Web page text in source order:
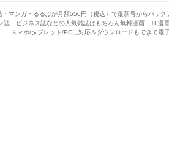
・マンガ・るるぶが月額550円（税込）で最新号からバック
誌・ビジネス誌などの人気雑誌はもちろん 無料漫画・TL漫
スマホ/タブレット/PCに対応＆ダウンロードもできて電